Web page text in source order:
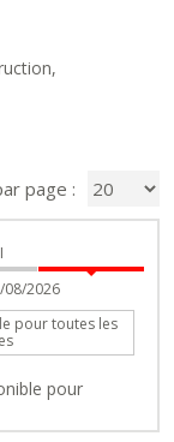
page :
08/2026
pour toutes les
pour